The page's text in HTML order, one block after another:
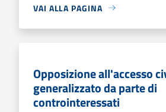
VAI ALLA PAGINA
Opposizione all'accesso
generalizzato da parte di
controinteressati